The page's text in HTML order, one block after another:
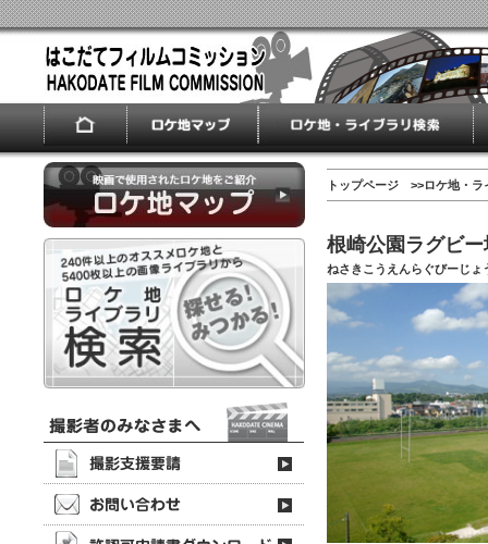
トップページ >>ロケ地・
根崎公園ラグビー
ねさきこうえんらぐびーじょ